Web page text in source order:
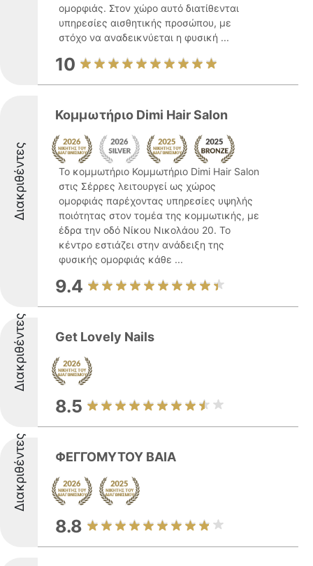
ομορφιάς. Στον χώρο αυτό διατίθενται
υπηρεσίες αισθητικής προσώπου, με
στόχο να αναδεικνύεται η φυσική ...
10
Διακριθέντες
Κομμωτήριο Dimi Hair Salon
Το κομμωτήριο Κομμωτήριο Dimi Hair Salon
στις Σέρρες λειτουργεί ως χώρος
ομορφιάς παρέχοντας υπηρεσίες υψηλής
ποιότητας στον τομέα της κομμωτικής, με
έδρα την οδό Νίκου Νικολάου 20. Το
κέντρο εστιάζει στην ανάδειξη της
φυσικής ομορφιάς κάθε ...
9.4
Διακριθέντες Get Lovely Nails
8.5
Διακριθέντες ΦΕΓΓΟΜΥΤΟΥ ΒΑΙΑ
8.8